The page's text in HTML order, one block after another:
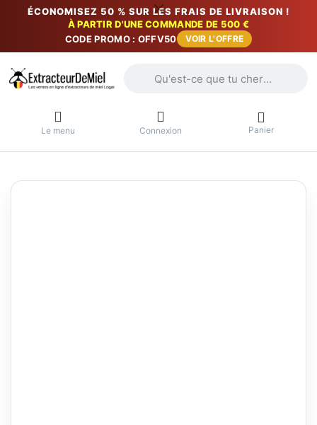
ÉCONOMISEZ 50 % SUR LES FRAIS DE LIVRAISON !
À PARTIR D'UNE COMMANDE DE 500 €
CODE PROMO : OFFV50
VOIR L'OFFRE
Le menu Connexion Panier